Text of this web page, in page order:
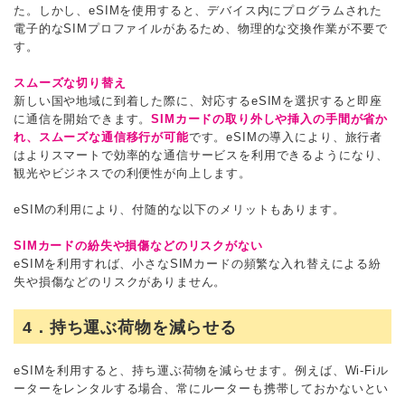
た。しかし、eSIMを使用すると、デバイス内にプログラムされた
電子的なSIMプロファイルがあるため、物理的な交換作業が不要で
す。
スムーズな切り替え
新しい国や地域に到着した際に、対応するeSIMを選択すると即座
に通信を開始できます。SIMカードの取り外しや挿入の手間が省か
れ、スムーズな通信移行が可能です。eSIMの導入により、旅行者
はよりスマートで効率的な通信サービスを利用できるようになり、
観光やビジネスでの利便性が向上します。
eSIMの利用により、付随的な以下のメリットもあります。
SIMカードの紛失や損傷などのリスクがない
eSIMを利用すれば、小さなSIMカードの頻繁な入れ替えによる紛
失や損傷などのリスクがありません。
4．持ち運ぶ荷物を減らせる
eSIMを利用すると、持ち運ぶ荷物を減らせます。例えば、Wi-Fiル
ーターをレンタルする場合、常にルーターも携帯しておかないとい